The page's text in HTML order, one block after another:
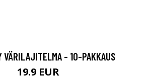
VÄRILAJITELMA - 10-PAKKAUS
19.9 EUR